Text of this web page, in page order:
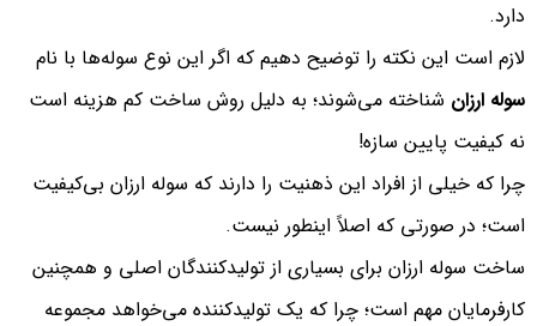
دارد.
لازم است این نکته را توضیح دهیم که اگر این نوع سوله‌ها با نام
سوله ارزان شناخته می‌شوند؛ به دلیل روش ساخت کم هزینه است
نه کیفیت پایین سازه!
چرا که خیلی از افراد این ذهنیت را دارند که سوله ارزان بی‌کیفیت
است؛ در صورتی که اصلاً اینطور نیست.
ساخت سوله ارزان برای بسیاری از تولیدکنندگان اصلی و همچنین
کارفرمایان مهم است؛ چرا که یک تولیدکننده می‌خواهد مجموعه